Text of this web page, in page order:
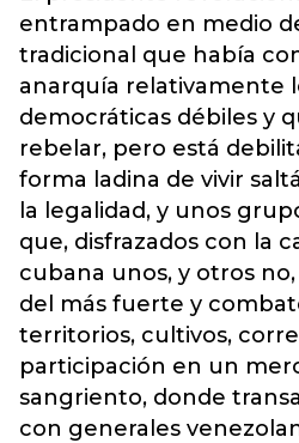
entrampado en medio
tradicional que había
anarquía relativamente
democráticas débiles y
rebelar, pero está
forma ladina de vivir
la legalidad, y unos
que, disfrazados con la
cubana unos, y otros
del más fuerte y
territorios, cultivos,
participación en un
sangriento, donde
con generales